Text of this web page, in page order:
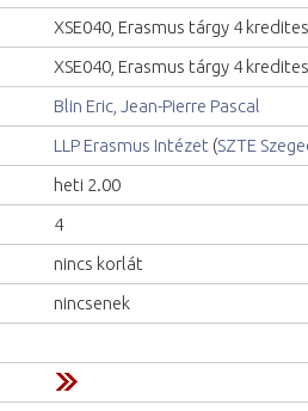
XSE040, Erasmus tárgy 4 kredites
XSE040, Erasmus tárgy 4 kredites
Blin Eric, Jean-Pierre Pascal
LLP Erasmus Intézet (SZTE
heti 2.00
4
nincs korlát
nincsenek